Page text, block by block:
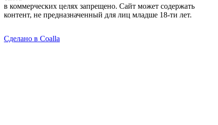
в коммерческих целях запрещено. Сайт может содержать
контент, не предназначенный для лиц младше 18-ти лет.
Сделано в Coalla